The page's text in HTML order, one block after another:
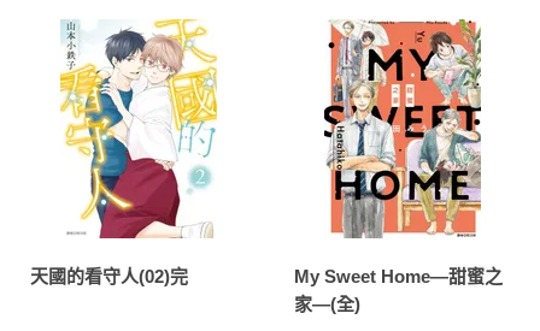
天國的看守人(02)完
My Sweet Home—甜蜜之
家—(全)